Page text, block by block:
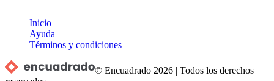
Inicio
Ayuda
Términos y condiciones
© Encuadrado 2026 |Todos los derechos